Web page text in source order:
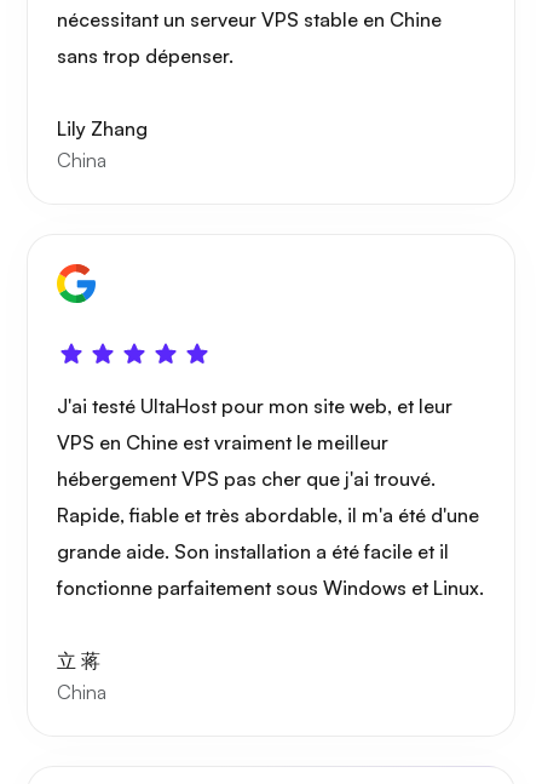
nécessitant un serveur VPS stable en Chine
sans trop dépenser.
Lily Zhang
China
J'ai testé UltaHost pour mon site web, et leur
VPS en Chine est vraiment le meilleur
hébergement VPS pas cher que j'ai trouvé.
Rapide, fiable et très abordable, il m'a été d'une
grande aide. Son installation a été facile et il
fonctionne parfaitement sous Windows et Linux.
立 蒋
China